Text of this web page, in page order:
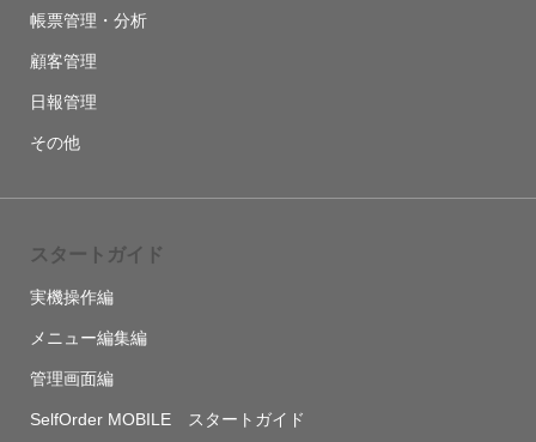
帳票管理・分析
顧客管理
日報管理
その他
スタートガイド
実機操作編
メニュー編集編
管理画面編
SelfOrder MOBILE スタートガイド